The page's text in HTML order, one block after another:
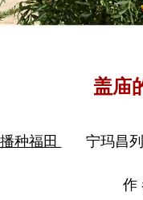
盖庙
种福田 宁玛昌
作